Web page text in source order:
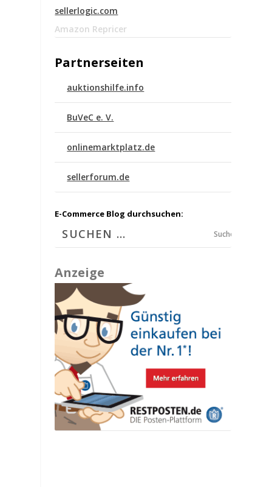
sellerlogic.com
Amazon Repricer
Partnerseiten
auktionshilfe.info
BuVeC e. V.
onlinemarktplatz.de
sellerforum.de
E-Commerce Blog durchsuchen:
Suchen
Anzeige